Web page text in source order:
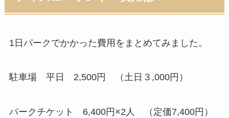
1日パークでかかった費用をまとめてみました。
駐車場平日 2,500円 （土日３,000円）
パークチケット 6,400円×2人 （定価7,400円）